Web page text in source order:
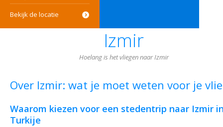
Bekijk de locatie
Izmir
Hoelang is het vliegen naar Izmir
Over Izmir: wat je moet weten voor je
Waarom kiezen voor een stedentrip naar Izmir
Turkije